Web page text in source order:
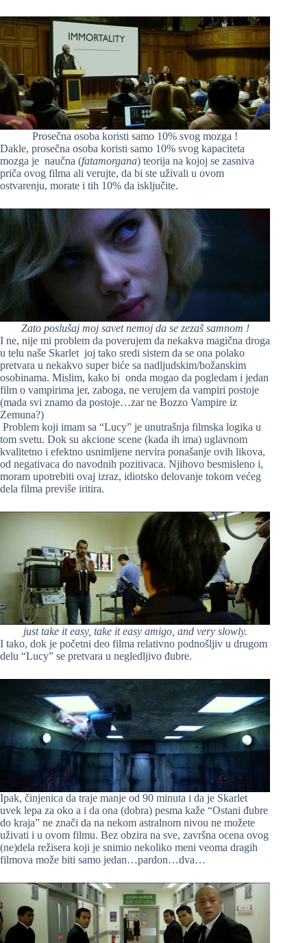
Prosečna osoba koristi samo 10% svog mozga !
Dakle, prosečna osoba koristi samo 10% svog kapaciteta
mozga je naučna (fatamorgana) teorija na kojoj se zasniva
priča ovog filma ali verujte, da bi ste uživali u ovom
ostvarenju, morate i tih 10% da isključite.
Zato poslušaj moj savet nemoj da se zezaš samnom !
I ne, nije mi problem da poverujem da nekakva magična droga
u telu naše Skarlet joj tako sredi sistem da se ona polako
pretvara u nekakvo super biće sa nadljudskim/božanskim
osobinama. Mislim, kako bi onda mogao da pogledam i jedan
film o vampirima jer, zaboga, ne verujem da vampiri postoje
(mada svi znamo da postoje…zar ne Bozzo Vampire iz
Zemuna?)
Problem koji imam sa “Lucy” je unutrašnja filmska logika u
tom svetu. Dok su akcione scene (kada ih ima) uglavnom
kvalitetno i efektno usnimljene nervira ponašanje ovih likova,
od negativaca do navodnih pozitivaca. Njihovo besmisleno i,
moram upotrebiti ovaj izraz, idiotsko delovanje tokom većeg
dela filma previše iritira.
just take it easy, take it easy amigo, and very slowly.
I tako, dok je početni deo filma relativno podnošljiv u drugom
delu “Lucy” se pretvara u negledljivo đubre.
Ipak, činjenica da traje manje od 90 minuta i da je Skarlet
uvek lepa za oko a i da ona (dobra) pesma kaže “Ostani đubre
do kraja” ne znači da na nekom astralnom nivou ne možete
uživati i u ovom filmu. Bez obzira na sve, završna ocena ovog
(ne)dela režisera koji je snimio nekoliko meni veoma dragih
filmova može biti samo jedan…pardon…dva…